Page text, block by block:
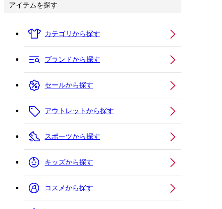
アイテムを探す
カテゴリから探す
ブランドから探す
セールから探す
アウトレットから探す
スポーツから探す
キッズから探す
コスメから探す